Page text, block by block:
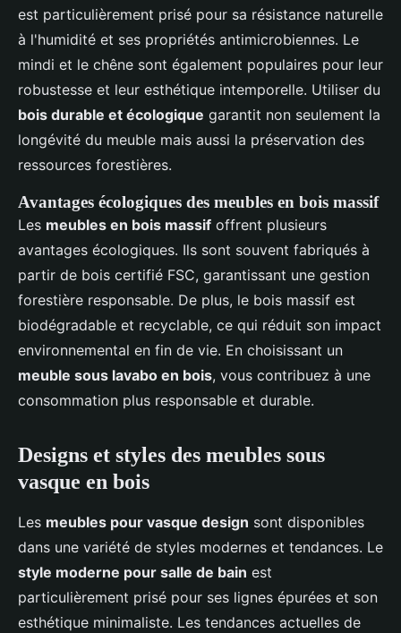
est particulièrement prisé pour sa résistance naturelle
à l'humidité et ses propriétés antimicrobiennes. Le
mindi et le chêne sont également populaires pour leur
robustesse et leur esthétique intemporelle. Utiliser du
bois durable et écologique garantit non seulement la
longévité du meuble mais aussi la préservation des
ressources forestières.
Avantages écologiques des meubles en bois massif
Les meubles en bois massif offrent plusieurs
avantages écologiques. Ils sont souvent fabriqués à
partir de bois certifié FSC, garantissant une gestion
forestière responsable. De plus, le bois massif est
biodégradable et recyclable, ce qui réduit son impact
environnemental en fin de vie. En choisissant un
meuble sous lavabo en bois, vous contribuez à une
consommation plus responsable et durable.
Designs et styles des meubles sous
vasque en bois
Les meubles pour vasque design sont disponibles
dans une variété de styles modernes et tendances. Le
style moderne pour salle de bain est
particulièrement prisé pour ses lignes épurées et son
esthétique minimaliste. Les tendances actuelles de